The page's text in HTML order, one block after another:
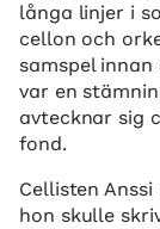
långa linjer i
cellon och
samspel
var en
avtecknar sig
fond.
Cellisten
hon skulle